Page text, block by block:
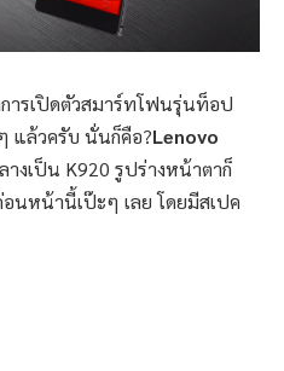
ารเปิดตัวสมาร์ทโฟนรุ่นท็อป
แล้วครับ นั่นก็คือ?Lenovo
างเป็น K920 รูปร่างหน้าตาก็
หน้านี้เป๊ะๆ เลย โดยมีสเปค